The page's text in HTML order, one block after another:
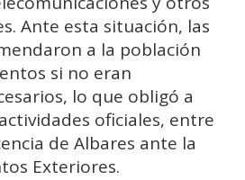
Ante esta situación, las
a la población
si no eran
lo que obligó a
oficiales, entre
de Albares ante la
Exteriores.